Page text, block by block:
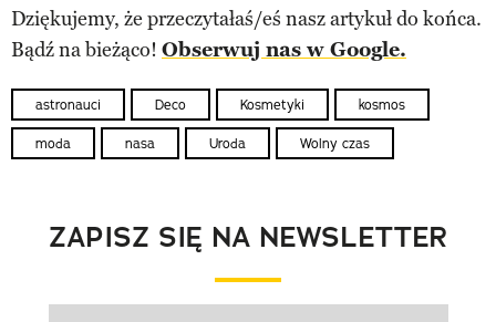
Dziękujemy, że przeczytałaś/eś nasz artykuł do końca.
Bądź na bieżąco! Obserwuj nas w Google.
astronauci Deco Kosmetyki kosmos
moda nasa Uroda Wolny czas
ZAPISZ SIĘ NA NEWSLETTER